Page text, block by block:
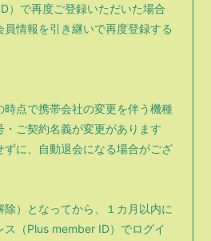
）で再度ご登録いただいた場合
員情報を引き継いで再度登録する
時点で携帯会社の変更を伴う機種
・ご契約名義が変更があります
ずに、自動退会になる場合がござ
除）となってから、１カ月以内に
ス（Plus member ID）でログイ